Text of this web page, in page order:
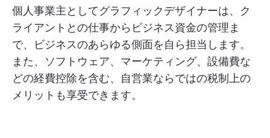
個人事業主としてグラフィックデザイナーは、ク
ライアントとの仕事からビジネス資金の管理ま
で、ビジネスのあらゆる側面を自ら担当します。
また、ソフトウェア、マーケティング、設備費な
どの経費控除を含む、自営業ならではの税制上の
メリットも享受できます。